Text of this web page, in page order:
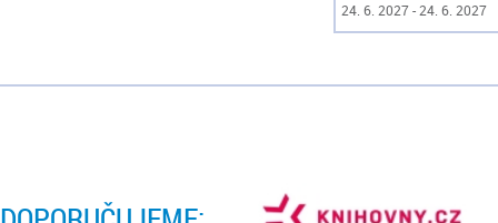
24. 6. 2027 - 24. 6. 2027